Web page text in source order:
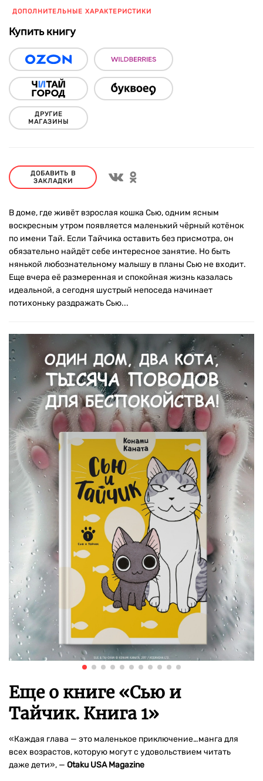
ДОПОЛНИТЕЛЬНЫЕ ХАРАКТЕРИСТИКИ
Купить книгу
ДРУГИЕ
МАГАЗИНЫ
ДОБАВИТЬ В
ЗАКЛАДКИ
В доме, где живёт взрослая кошка Сью, одним ясным
воскресным утром появляется маленький чёрный котёнок
по имени Тай. Если Тайчика оставить без присмотра, он
обязательно найдёт себе интересное занятие. Но быть
нянькой любознательному малышу в планы Сью не входит.
Еще вчера её размеренная и спокойная жизнь казалась
идеальной, а сегодня шустрый непоседа начинает
потихоньку раздражать Сью...
Еще о книге «Сью и
Тайчик. Книга 1»
«Каждая глава — это маленькое приключение…манга для
всех возрастов, которую могут с удовольствием читать
даже дети», — Otaku USA Magazine